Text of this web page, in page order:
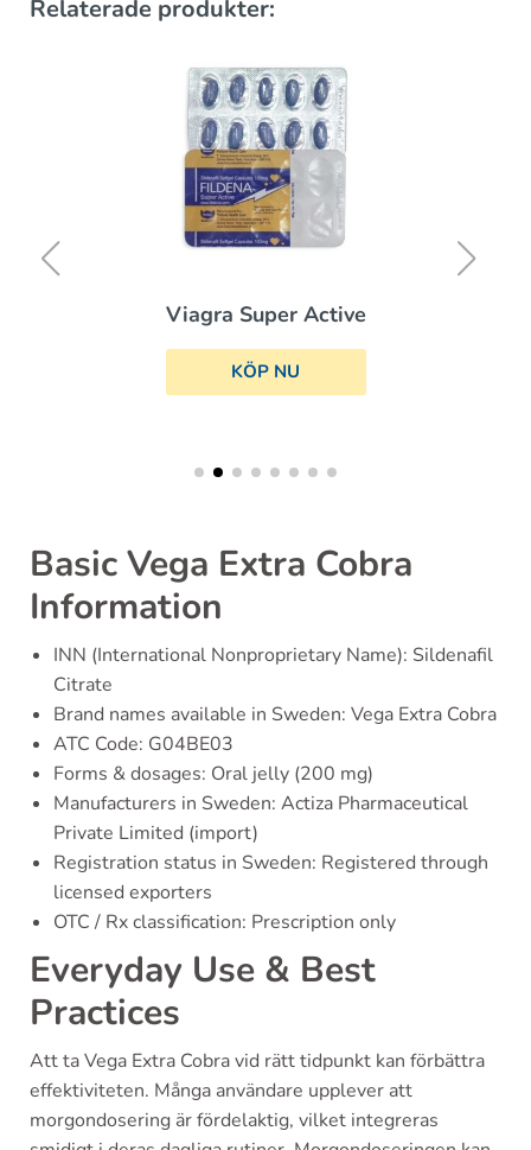
Relaterade produkter:
Viagra Super Active
Basic Vega Extra Cobra
Information
INN (International Nonproprietary Name): Sildenafil
Citrate
Brand names available in Sweden: Vega Extra Cobra
ATC Code: G04BE03
Forms & dosages: Oral jelly (200 mg)
Manufacturers in Sweden: Actiza Pharmaceutical
Private Limited (import)
Registration status in Sweden: Registered through
licensed exporters
OTC / Rx classification: Prescription only
Everyday Use & Best
Practices
Att ta Vega Extra Cobra vid rätt tidpunkt kan förbättra
effektiviteten. Många användare upplever att
morgondosering är fördelaktig, vilket integreras